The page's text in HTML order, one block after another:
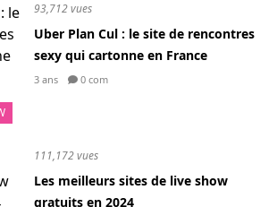
93,712 vues
Uber Plan Cul : le site de rencontres
sexy qui cartonne en France
3 ans 0 com
111,172 vues
Les meilleurs sites de live show
gratuits en 2024